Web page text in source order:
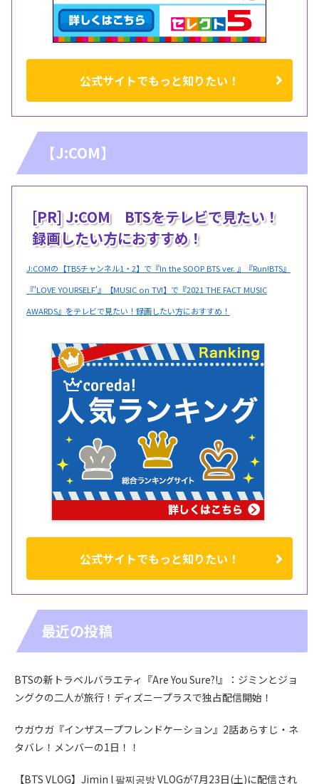
公式サイトでもっと知りたい！
【J:COM】
[PR] J:COM BTSをテレビで見たい！
録画したい方におすすめ！
J:COMの【TBSチャンネル1・2】で『In the SOOP BTS ver. 』『Run!BTS』
『'LOVE YOURSELF'』【MUSIC on TV!】で『2021 THE FACT MUSIC
AWARDS』をテレビで見たい！録画したい方におすすめ！
公式サイトでもっと知りたい！
最近の投稿
BTSの新トラベルバラエティ『Are You Sure?!』：ジミンとジョ
ングクの二人が旅行！ディズニープラスで独占配信開始！
ウガウガ『インザスープフレンドケーション』2話あらすじ・ネ
タバレ！メンバーの1日！！
【BTS VLOG】Jimin l 팔찌공방 VLOGが7月23日(土)に配信され